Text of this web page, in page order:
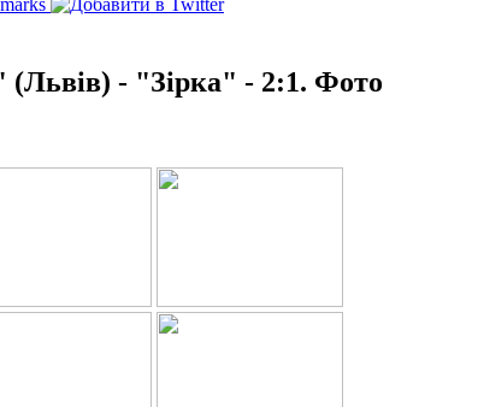
(Львів) - "Зірка" - 2:1. Фото